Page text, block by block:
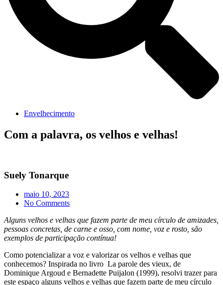
Envelhecimento
Com a palavra, os velhos e velhas!
Suely Tonarque
maio 10, 2023
No Comments
Alguns velhos e velhas que fazem parte de meu círculo de amizades,
pessoas concretas, de carne e osso, com nome, voz e rosto, são
exemplos de participação contínua!
Como potencializar a voz e valorizar os velhos e velhas que
conhecemos? Inspirada no livro La parole des vieux, de
Dominique Argoud e Bernadette Puijalon (1999), resolvi trazer para
este espaço alguns velhos e velhas que fazem parte de meu círculo